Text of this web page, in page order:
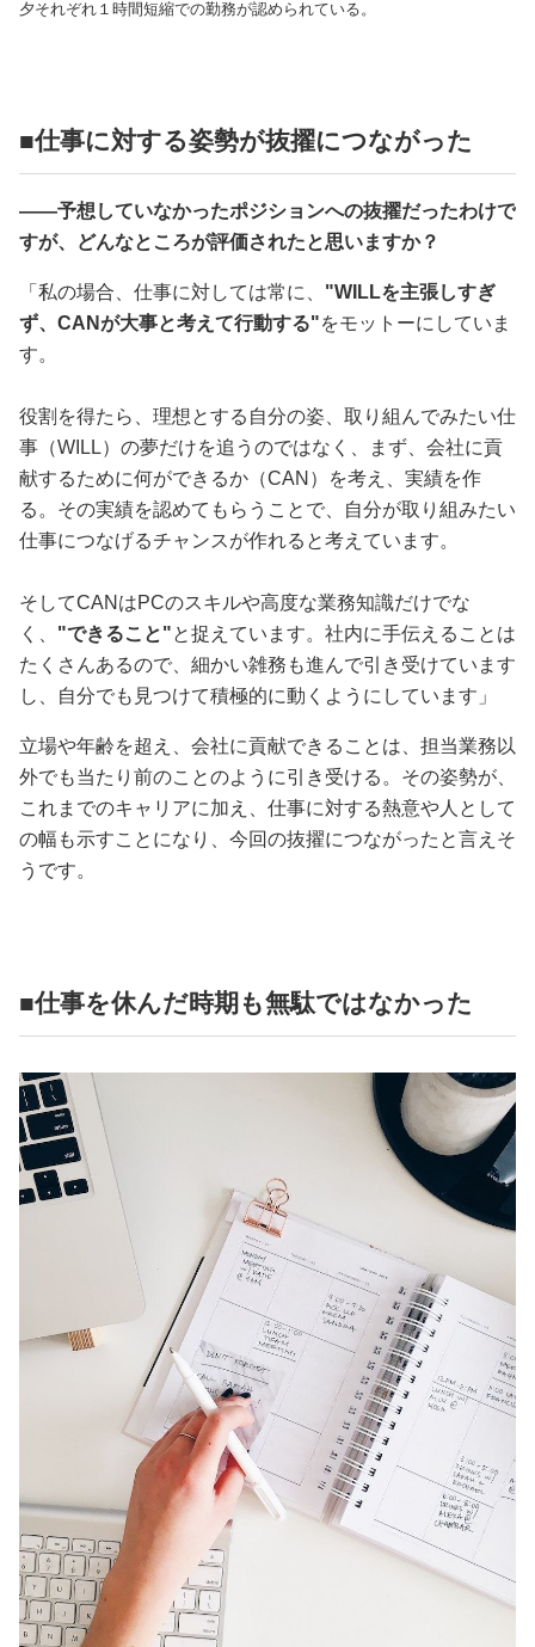
夕それぞれ１時間短縮での勤務が認められている。
■仕事に対する姿勢が抜擢につながった
――予想していなかったポジションへの抜擢だったわけで
すが、どんなところが評価されたと思いますか？
「私の場合、仕事に対しては常に、 "WILLを主張しすぎ
ず、CANが大事と考えて行動する"をモットーにしていま
す。
役割を得たら、理想とする自分の姿、取り組んでみたい仕
事（WILL）の夢だけを追うのではなく、まず、会社に貢
献するために何ができるか（CAN）を考え、実績を作
る。その実績を認めてもらうことで、自分が取り組みたい
仕事につなげるチャンスが作れると考えています。
そしてCANはPCのスキルや高度な業務知識だけでな
く、 "できること"と捉えています。社内に手伝えることは
たくさんあるので、細かい雑務も進んで引き受けています
し、自分でも見つけて積極的に動くようにしています」
立場や年齢を超え、会社に貢献できることは、担当業務以
外でも当たり前のことのように引き受ける。その姿勢が、
これまでのキャリアに加え、仕事に対する熱意や人として
の幅も示すことになり、今回の抜擢につながったと言えそ
うです。
■仕事を休んだ時期も無駄ではなかった